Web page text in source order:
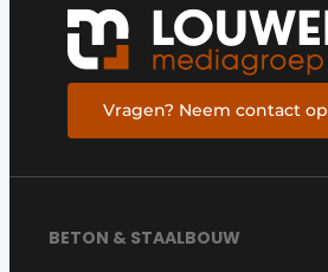
Vragen? Neem contact op
BETON & STAALBOUW